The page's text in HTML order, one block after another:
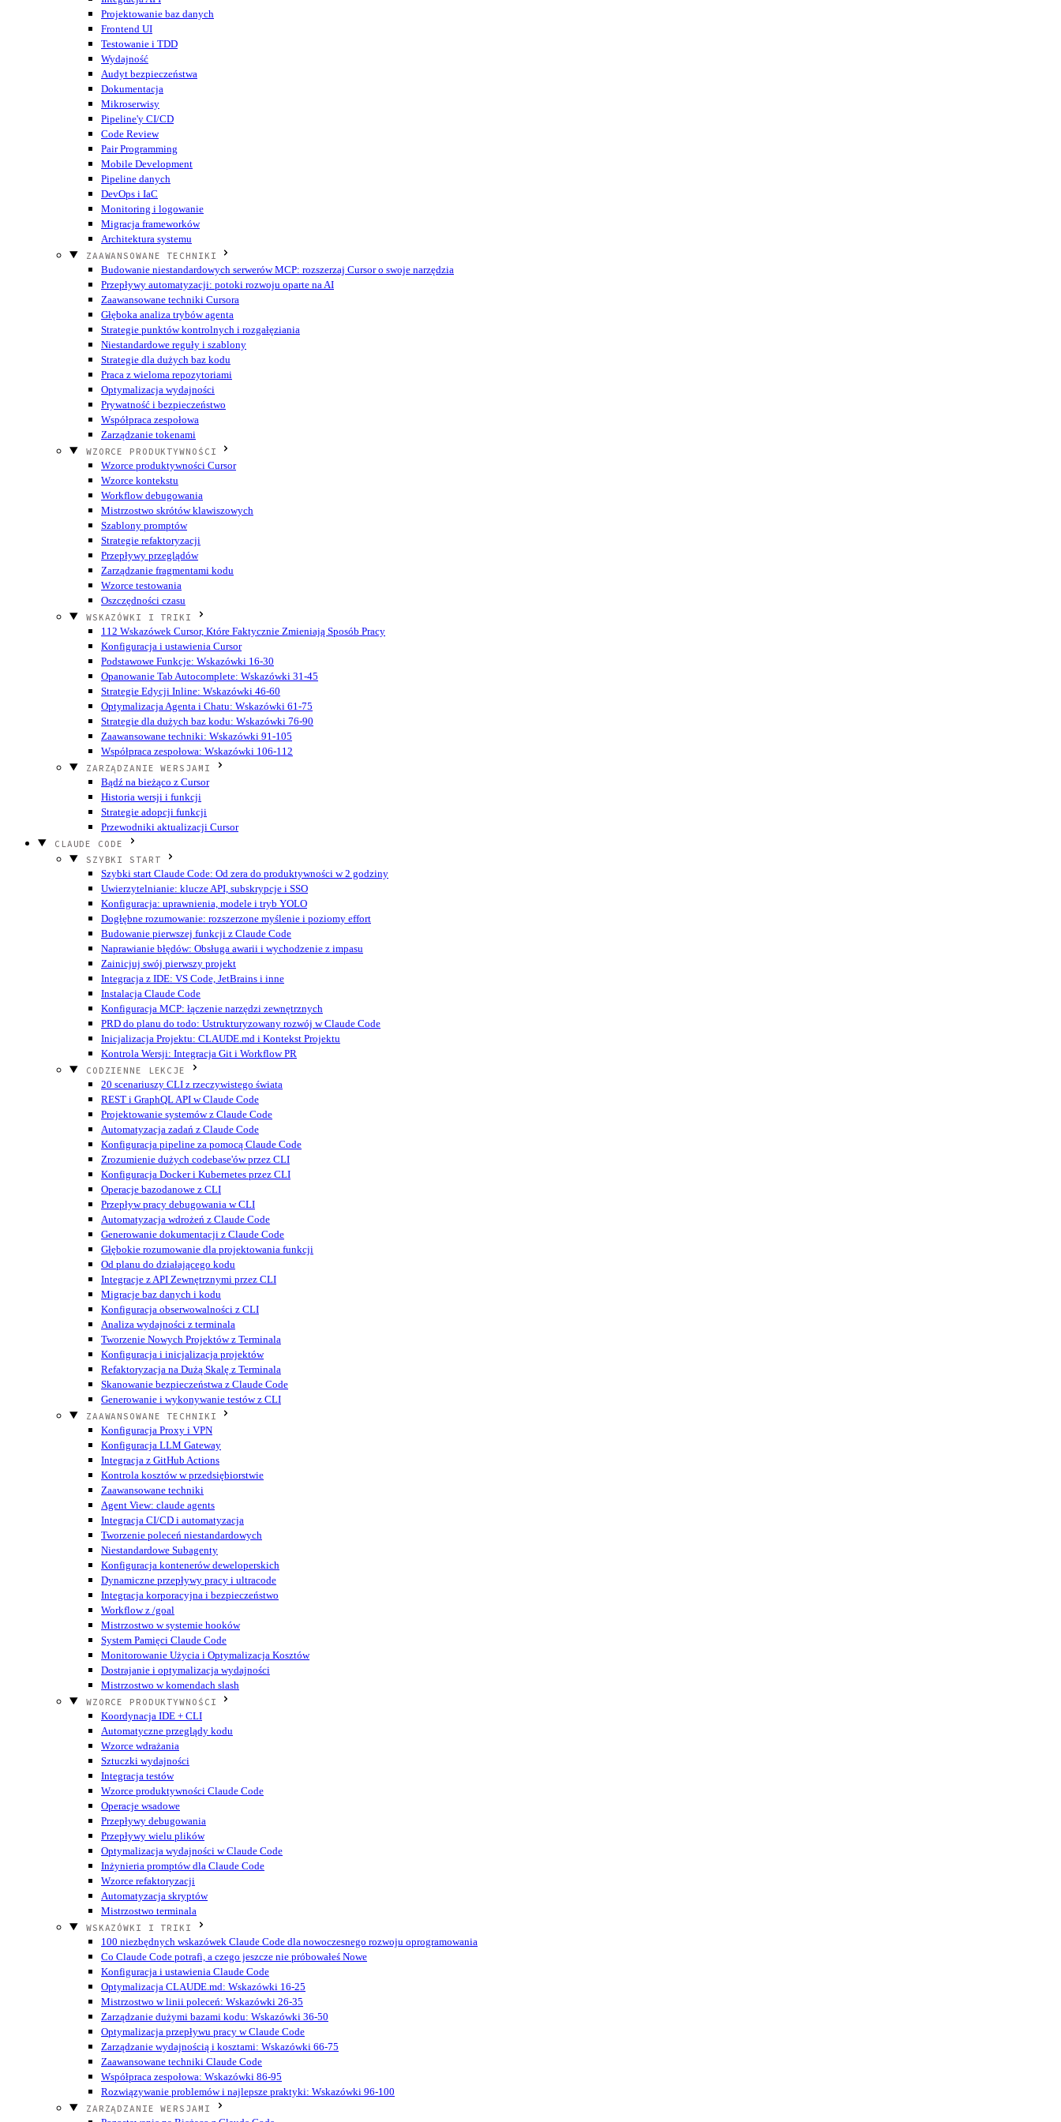
Projektowanie baz danych
Frontend UI
Testowanie i TDD
Wydajność
Audyt bezpieczeństwa
Dokumentacja
Mikroserwisy
Pipeline'y CI/CD
Code Review
Pair Programming
Mobile Development
Pipeline danych
DevOps i IaC
Monitoring i logowanie
Migracja frameworków
Architektura systemu
ZAAWANSOWANE TECHNIKI
Budowanie niestandardowych serwerów MCP: rozszerzaj Cursor o swoje narzędzia
Przepływy automatyzacji: potoki rozwoju oparte na AI
Zaawansowane techniki Cursora
Głęboka analiza trybów agenta
Strategie punktów kontrolnych i rozgałęziania
Niestandardowe reguły i szablony
Strategie dla dużych baz kodu
Praca z wieloma repozytoriami
Optymalizacja wydajności
Prywatność i bezpieczeństwo
Współpraca zespołowa
Zarządzanie tokenami
WZORCE PRODUKTYWNOŚCI
Wzorce produktywności Cursor
Wzorce kontekstu
Workflow debugowania
Mistrzostwo skrótów klawiszowych
Szablony promptów
Strategie refaktoryzacji
Przepływy przeglądów
Zarządzanie fragmentami kodu
Wzorce testowania
Oszczędności czasu
WSKAZÓWKI I TRIKI
112 Wskazówek Cursor, Które Faktycznie Zmieniają Sposób Pracy
Konfiguracja i ustawienia Cursor
Podstawowe Funkcje: Wskazówki 16-30
Opanowanie Tab Autocomplete: Wskazówki 31-45
Strategie Edycji Inline: Wskazówki 46-60
Optymalizacja Agenta i Chatu: Wskazówki 61-75
Strategie dla dużych baz kodu: Wskazówki 76-90
Zaawansowane techniki: Wskazówki 91-105
Współpraca zespołowa: Wskazówki 106-112
ZARZĄDZANIE WERSJAMI
Bądź na bieżąco z Cursor
Historia wersji i funkcji
Strategie adopcji funkcji
Przewodniki aktualizacji Cursor
CLAUDE CODE
SZYBKI START
Szybki start Claude Code: Od zera do produktywności w 2 godziny
Uwierzytelnianie: klucze API, subskrypcje i SSO
Konfiguracja: uprawnienia, modele i tryb YOLO
Dogłębne rozumowanie: rozszerzone myślenie i poziomy effort
Budowanie pierwszej funkcji z Claude Code
Naprawianie błędów: Obsługa awarii i wychodzenie z impasu
Zainicjuj swój pierwszy projekt
Integracja z IDE: VS Code, JetBrains i inne
Instalacja Claude Code
Konfiguracja MCP: łączenie narzędzi zewnętrznych
PRD do planu do todo: Ustrukturyzowany rozwój w Claude Code
Inicjalizacja Projektu: CLAUDE.md i Kontekst Projektu
Kontrola Wersji: Integracja Git i Workflow PR
CODZIENNE LEKCJE
20 scenariuszy CLI z rzeczywistego świata
REST i GraphQL API w Claude Code
Projektowanie systemów z Claude Code
Automatyzacja zadań z Claude Code
Konfiguracja pipeline za pomocą Claude Code
Zrozumienie dużych codebase'ów przez CLI
Konfiguracja Docker i Kubernetes przez CLI
Operacje bazodanowe z CLI
Przepływ pracy debugowania w CLI
Automatyzacja wdrożeń z Claude Code
Generowanie dokumentacji z Claude Code
Głębokie rozumowanie dla projektowania funkcji
Od planu do działającego kodu
Integracje z API Zewnętrznymi przez CLI
Migracje baz danych i kodu
Konfiguracja obserwowalności z CLI
Analiza wydajności z terminala
Tworzenie Nowych Projektów z Terminala
Konfiguracja i inicjalizacja projektów
Refaktoryzacja na Dużą Skalę z Terminala
Skanowanie bezpieczeństwa z Claude Code
Generowanie i wykonywanie testów z CLI
ZAAWANSOWANE TECHNIKI
Konfiguracja Proxy i VPN
Konfiguracja LLM Gateway
Integracja z GitHub Actions
Kontrola kosztów w przedsiębiorstwie
Zaawansowane techniki
Agent View: claude agents
Integracja CI/CD i automatyzacja
Tworzenie poleceń niestandardowych
Niestandardowe Subagenty
Konfiguracja kontenerów deweloperskich
Dynamiczne przepływy pracy i ultracode
Integracja korporacyjna i bezpieczeństwo
Workflow z /goal
Mistrzostwo w systemie hooków
System Pamięci Claude Code
Monitorowanie Użycia i Optymalizacja Kosztów
Dostrajanie i optymalizacja wydajności
Mistrzostwo w komendach slash
WZORCE PRODUKTYWNOŚCI
Koordynacja IDE + CLI
Automatyczne przeglądy kodu
Wzorce wdrażania
Sztuczki wydajności
Integracja testów
Wzorce produktywności Claude Code
Operacje wsadowe
Przepływy debugowania
Przepływy wielu plików
Optymalizacja wydajności w Claude Code
Inżynieria promptów dla Claude Code
Wzorce refaktoryzacji
Automatyzacja skryptów
Mistrzostwo terminala
WSKAZÓWKI I TRIKI
100 niezbędnych wskazówek Claude Code dla nowoczesnego rozwoju oprogramowania
Co Claude Code potrafi, a czego jeszcze nie próbowałeś Nowe
Konfiguracja i ustawienia Claude Code
Optymalizacja CLAUDE.md: Wskazówki 16-25
Mistrzostwo w linii poleceń: Wskazówki 26-35
Zarządzanie dużymi bazami kodu: Wskazówki 36-50
Optymalizacja przepływu pracy w Claude Code
Zarządzanie wydajnością i kosztami: Wskazówki 66-75
Zaawansowane techniki Claude Code
Współpraca zespołowa: Wskazówki 86-95
Rozwiązywanie problemów i najlepsze praktyki: Wskazówki 96-100
ZARZĄDZANIE WERSJAMI